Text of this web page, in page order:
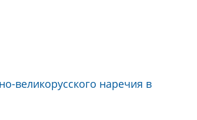
великорусского наречия в